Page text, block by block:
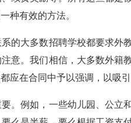
种有效的方法。
的大多数招聘学校都要求外
意。我们相信，大多数外籍
应在合同中予以强调，以吸
。例如，一些幼儿园、公立